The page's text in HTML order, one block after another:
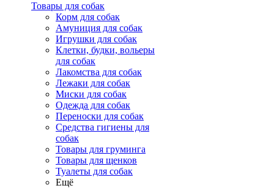
Товары для собак
Корм для собак
Амуниция для собак
Игрушки для собак
Клетки, будки, вольеры
для собак
Лакомства для собак
Лежаки для собак
Миски для собак
Одежда для собак
Переноски для собак
Средства гигиены для
собак
Товары для груминга
Товары для щенков
Туалеты для собак
Ещё